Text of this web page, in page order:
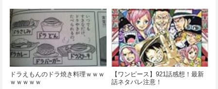
ドラえもんのドラ焼き料理ｗｗｗ
ｗｗｗｗｗ
【ワンピース】921話感想！最新
話ネタバレ注意！